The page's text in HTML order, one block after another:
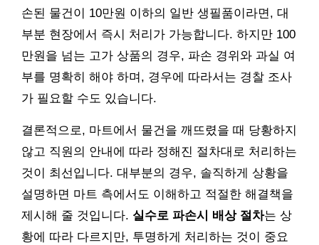
손된 물건이 10만원 이하의 일반 생필품이라면, 대
부분 현장에서 즉시 처리가 가능합니다. 하지만 100
만원을 넘는 고가 상품의 경우, 파손 경위와 과실 여
부를 명확히 해야 하며, 경우에 따라서는 경찰 조사
가 필요할 수도 있습니다.
결론적으로, 마트에서 물건을 깨뜨렸을 때 당황하지
않고 직원의 안내에 따라 정해진 절차대로 처리하는
것이 최선입니다. 대부분의 경우, 솔직하게 상황을
설명하면 마트 측에서도 이해하고 적절한 해결책을
제시해 줄 것입니다. 실수로 파손시 배상 절차는 상
황에 따라 다르지만, 투명하게 처리하는 것이 중요